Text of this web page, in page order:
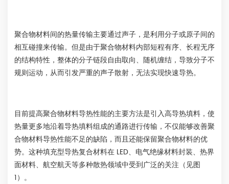
聚合物材料间的热量传输主要通过声子，是利用分子或原子间的
相互碰撞来传输。但是由于聚合物材料内部短程有序、长程无序
的结构特性，整体的分子链段自由取向、随机缠结，导致分子不
规则运动，从而引发严重的声子散射，无法实现快速导热。
目前提高聚合物材料导热性能的主要方法是引入高导热填料，使
热量更多地沿着导热填料组成的通路进行传输，不仅能够改善聚
合物材料导热性能不足的缺陷，而且还能保留聚合物材料的优
势。这种填充型导热复合材料在 LED、电气绝缘材料封装、热界
面材料、航空航天等多种散热领域中受到广泛的关注（见图
1）。